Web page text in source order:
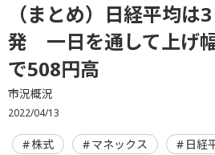
（まとめ）日経平均は
発 一日を通して上げ
で508円高
市況概況
2022/04/13
株式 マネックス 日経